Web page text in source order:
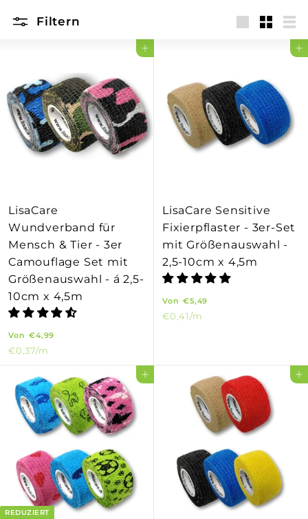
Filtern
Klein
In den Einkaufswagen legen
LisaCare
Wundverband für
Mensch & Tier - 3er
Camouflage Set mit
Größenauswahl - á 2,5-
10cm x 4,5m
Von €4,99
€
4
,
9
€0,37/m
In den Einkaufswagen legen
LisaCare Sensitive
Fixierpflaster - 3er-Set
mit Größenauswahl -
2,5-10cm x 4,5m
Von €5,49
5
,
4
9
€0,41/m
In den Einkaufswagen legen
REDUZIERT
In den Einkaufswagen legen